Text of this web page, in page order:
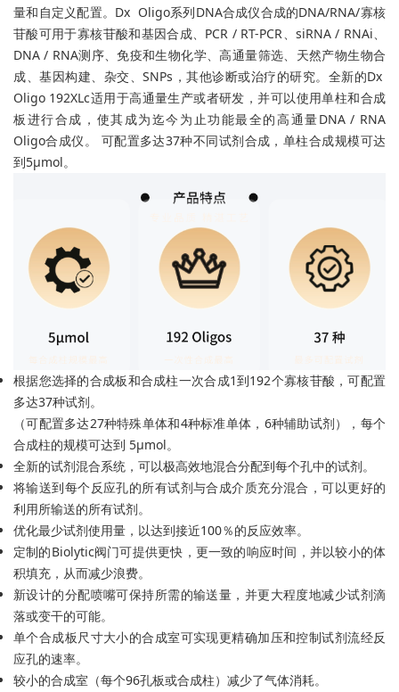
量和自定义配置。Dx Oligo系列DNA合成仪合成的DNA/RNA/寡核
苷酸可用于寡核苷酸和基因合成、PCR / RT-PCR、siRNA / RNAi、
DNA / RNA测序、免疫和生物化学、高通量筛选、天然产物生物合
成、基因构建、杂交、SNPs，其他诊断或治疗的研究。全新的Dx
Oligo 192XLc适用于高通量生产或者研发，并可以使用单柱和合成
板进行合成，使其成为迄今为止功能最全的高通量DNA / RNA
Oligo合成仪。 可配置多达37种不同试剂合成，单柱合成规模可达
到5μmol。
根据您选择的合成板和合成柱一次合成1到192个寡核苷酸，可配置
多达37种试剂。
（可配置多达27种特殊单体和4种标准单体，6种辅助试剂），每个
合成柱的规模可达到 5μmol。
全新的试剂混合系统，可以极高效地混合分配到每个孔中的试剂。
将输送到每个反应孔的所有试剂与合成介质充分混合，可以更好的
利用所输送的所有试剂。
优化最少试剂使用量，以达到接近100％的反应效率。
定制的Biolytic阀门可提供更快，更一致的响应时间，并以较小的体
积填充，从而减少浪费。
新设计的分配喷嘴可保持所需的输送量，并更大程度地减少试剂滴
落或变干的可能。
单个合成板尺寸大小的合成室可实现更精确加压和控制试剂流经反
应孔的速率。
较小的合成室（每个96孔板或合成柱）减少了气体消耗。